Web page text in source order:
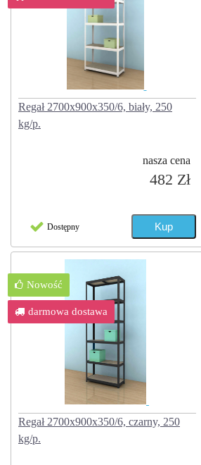
Regał 2700x900x350/6, biały, 250
kg/p.
nasza cena
482 Zł
Dostępny
Regał 2700x900x350/6, czarny, 250
kg/p.
Nowość
darmowa dostawa